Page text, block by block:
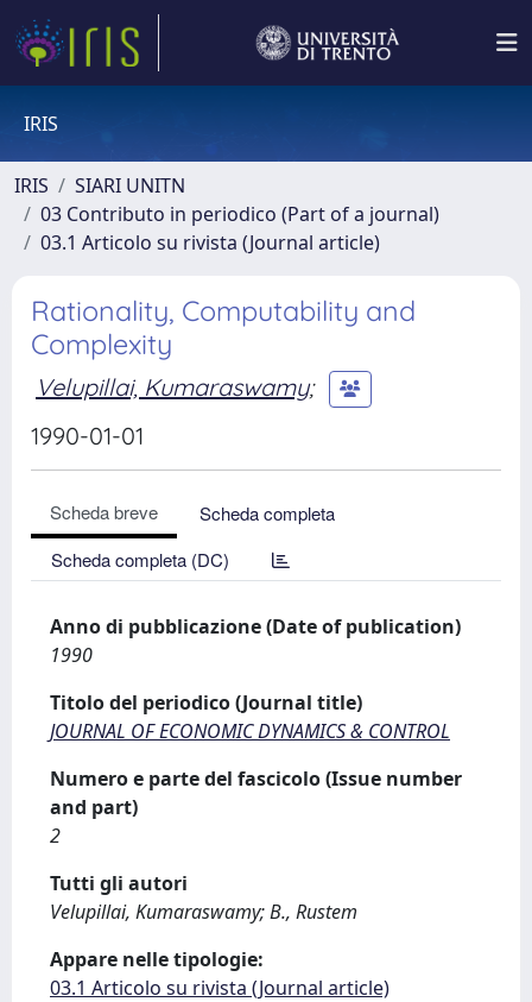
IRIS
IRIS
SIARI UNITN
03 Contributo in periodico (Part of a journal)
03.1 Articolo su rivista (Journal article)
Rationality, Computability and
Complexity
Velupillai, Kumaraswamy;
1990-01-01
Scheda breve
Scheda completa
Scheda completa (DC)
Anno di pubblicazione (Date of publication)
1990
Titolo del periodico (Journal title)
JOURNAL OF ECONOMIC DYNAMICS & CONTROL
Numero e parte del fascicolo (Issue number
and part)
2
Tutti gli autori
Velupillai, Kumaraswamy; B., Rustem
Appare nelle tipologie:
03.1 Articolo su rivista (Journal article)